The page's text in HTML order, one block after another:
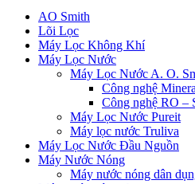
AO Smith
Lõi Lọc
Máy Lọc Không Khí
Máy Lọc Nước
Máy Lọc Nước A. O.
Công nghệ
Công nghệ RO –
Máy Lọc Nước Pureit
Máy lọc nước Truliva
Máy Lọc Nước Đầu Nguồn
Máy Nước Nóng
Máy nước nóng dân